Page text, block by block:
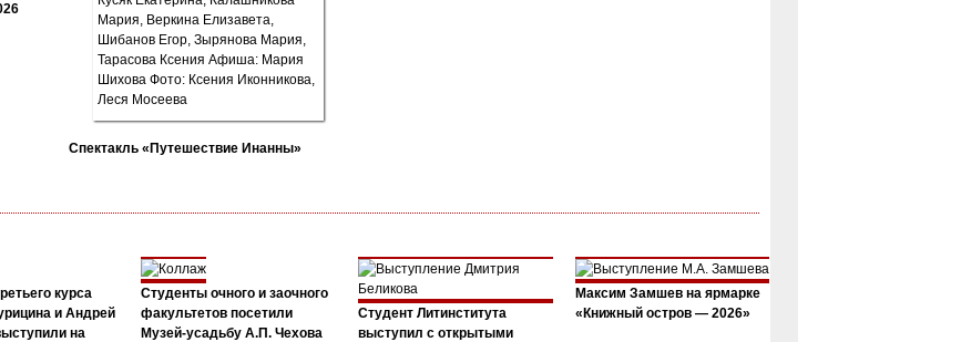
Спектакль «Путешествие Инанны»
курса
и Андрей
на
Студенты очного и заочного
факультетов посетили
Музей-усадьбу А.П. Чехова
Студент Литинститута
выступил с открытыми
Максим Замшев на ярмарке
«Книжный остров — 2026»